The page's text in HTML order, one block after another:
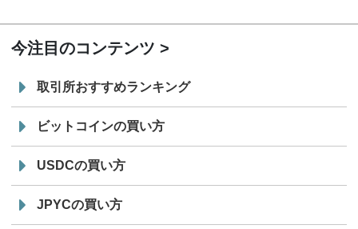
今注目のコンテンツ
取引所おすすめランキング
ビットコインの買い方
USDCの買い方
JPYCの買い方